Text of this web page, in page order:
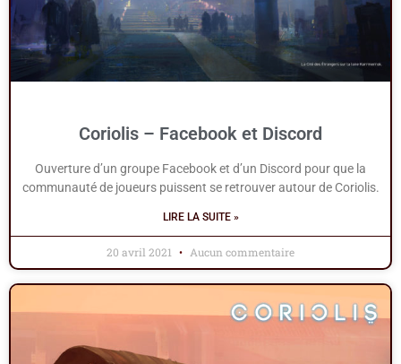
Coriolis – Facebook et Discord
Ouverture d’un groupe Facebook et d’un Discord pour que la
communauté de joueurs puissent se retrouver autour de Coriolis.
LIRE LA SUITE »
20 avril 2021 Aucun commentaire